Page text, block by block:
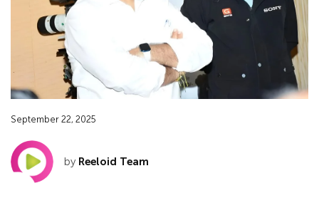
September 22, 2025
by Reeloid Team